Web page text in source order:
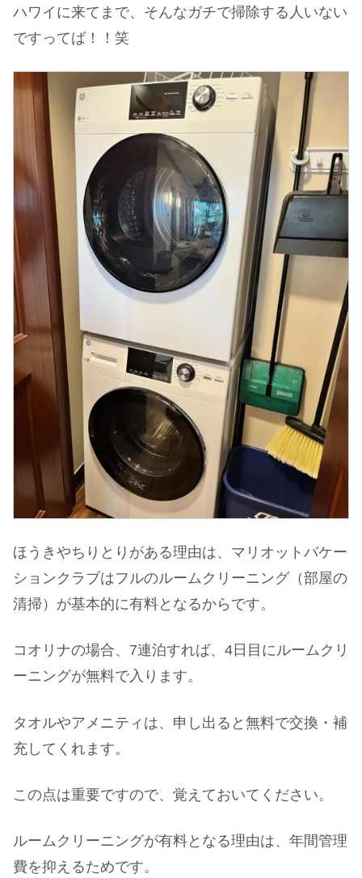
ハワイに来てまで、そんなガチで掃除する人いない
ですってば！！笑
ほうきやちりとりがある理由は、マリオットバケー
ションクラブはフルのルームクリーニング（部屋の
清掃）が基本的に有料となるからです。
コオリナの場合、7連泊すれば、4日目にルームクリ
ーニングが無料で入ります。
タオルやアメニティは、申し出ると無料で交換・補
充してくれます。
この点は重要ですので、覚えておいてください。
ルームクリーニングが有料となる理由は、年間管理
費を抑えるためです。